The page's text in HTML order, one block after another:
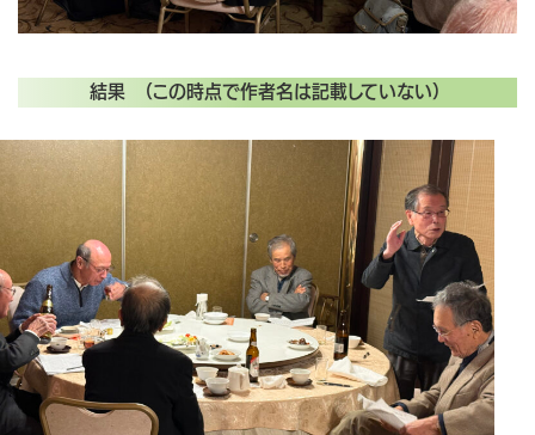
結果 （この時点で作者名は記載していない）